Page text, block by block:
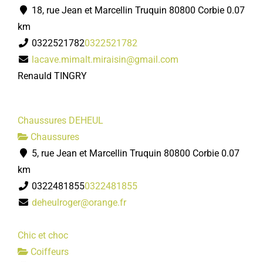
18, rue Jean et Marcellin Truquin 80800 Corbie 0.07
km
03225217820322521782
lacave.mimalt.miraisin@gmail.com
Renauld TINGRY
Chaussures DEHEUL
Chaussures
5, rue Jean et Marcellin Truquin 80800 Corbie 0.07
km
03224818550322481855
deheulroger@orange.fr
Chic et choc
Coiffeurs